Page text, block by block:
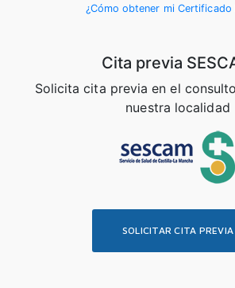
¿Cómo obtener mi Certificado
Cita previa
Solicita cita previa en el
nuestra localidad
SOLICITAR CITA PREVIA